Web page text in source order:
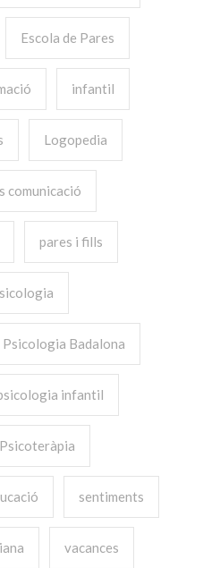
Escola de Pares
infantil
Logopedia
comunicació
pares i fills
Psicologia Badalona
infantil
Psicoteràpia
sentiments
vacances